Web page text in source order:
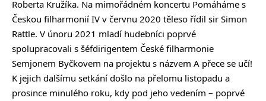
Roberta Kružíka. Na mimořádném koncertu Pomáháme s
Českou filharmonií IV v červnu 2020 těleso řídil sir Simon
Rattle. V únoru 2021 mladí hudebníci poprvé
spolupracovali s šéfdirigentem České filharmonie
Semjonem Byčkovem na projektu s názvem A přece se učí!
K jejich dalšímu setkání došlo na přelomu listopadu a
prosince minulého roku, kdy pod jeho vedením – poprvé